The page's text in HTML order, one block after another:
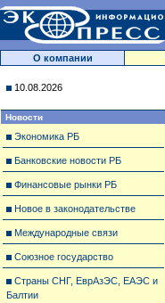
О компании
10.08.2026
Новости
Экономика РБ
Банковские новости РБ
Финансовые рынки РБ
Новое в законодательстве
Международные связи
Союзное государство
Страны СНГ, ЕврАзЭС, ЕАЭС и
Балтии